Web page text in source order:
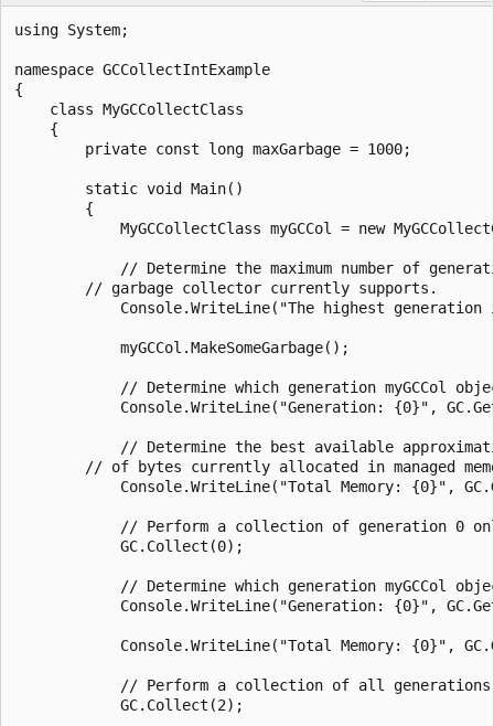
using System;
namespace GCCollectIntExample
{
    class MyGCCollectClass
    {
        private const long maxGarbage = 1000;
        static void Main()
        {
MyGCCollectClass myGCCol = new
// Determine the maximum number of
        // garbage collector currently supports.
Console.WriteLine("The highest generation
            myGCCol.MakeSomeGarbage();
// Determine which generation myGCCol
Console.WriteLine("Generation: {0}",
// Determine the best available
// of bytes currently allocated in managed
Console.WriteLine("Total Memory: {0}",
// Perform a collection of generation 0
            GC.Collect(0);
// Determine which generation myGCCol
Console.WriteLine("Generation: {0}",
Console.WriteLine("Total Memory: {0}",
// Perform a collection of all
            GC.Collect(2);